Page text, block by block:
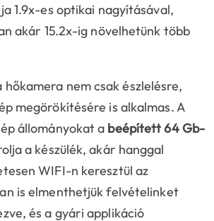
1.9x-es optikai nagyításával,
akár 15.2x-ig növelhetünk több
hőkamera nem csak észlelésre,
megörökítésére is alkalmas. A
állományokat a beépített 64 Gb-
a készülék, akár hanggal
WIFI-n keresztül az
is elmenthetjük felvételinket
és a gyári applikáció